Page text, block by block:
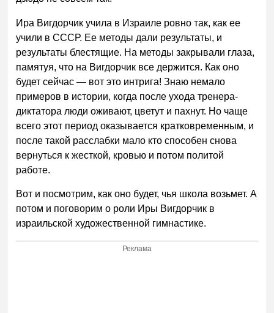
Ира Вигдорчик учила в Израиле ровно так, как ее
учили в СССР. Ее методы дали результаты, и
результаты блестящие. На методы закрывали глаза,
памятуя, что на Вигдорчик все держится. Как оно
будет сейчас — вот это интрига! Знаю немало
примеров в истории, когда после ухода тренера-
диктатора люди оживают, цветут и пахнут. Но чаще
всего этот период оказывается кратковременным, и
после такой расслабки мало кто способен снова
вернуться к жесткой, кровью и потом политой
работе.
Вот и посмотрим, как оно будет, чья школа возьмет. А
потом и поговорим о роли Иры Вигдорчик в
израильской художественной гимнастике.
Реклама